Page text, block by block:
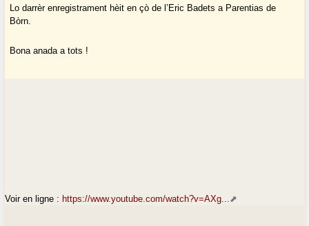
Lo darrèr enregistrament hèit en çò de l’Eric Badets a Parentias de
Bòrn.
Bona anada a tots !
Voir en ligne : https://www.youtube.com/watch?v=AXg...